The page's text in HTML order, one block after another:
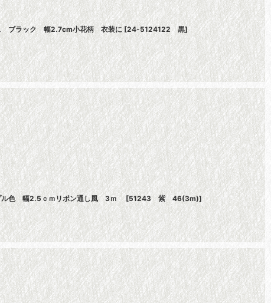
ブラック 幅2.7cm小花柄 衣装に [24-5124122 黒]
ル色 幅2.5ｃｍリボン通し風 3ｍ [51243 紫 46(3m)]